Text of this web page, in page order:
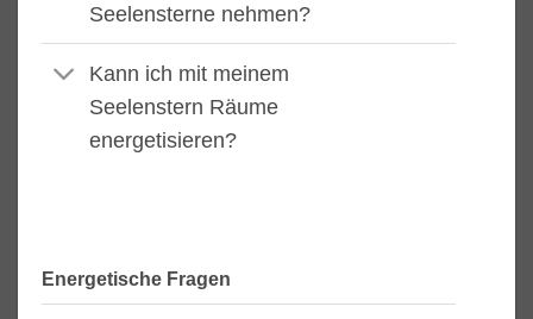
Seelensterne nehmen?
Kann ich mit meinem
Seelenstern Räume
energetisieren?
Energetische Fragen